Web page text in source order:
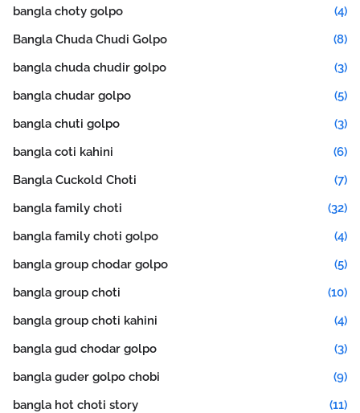
bangla choty golpo
(4)
Bangla Chuda Chudi Golpo
(8)
bangla chuda chudir golpo
(3)
bangla chudar golpo
(5)
bangla chuti golpo
(3)
bangla coti kahini
(6)
Bangla Cuckold Choti
(7)
bangla family choti
(32)
bangla family choti golpo
(4)
bangla group chodar golpo
(5)
bangla group choti
(10)
bangla group choti kahini
(4)
bangla gud chodar golpo
(3)
bangla guder golpo chobi
(9)
bangla hot choti story
(11)